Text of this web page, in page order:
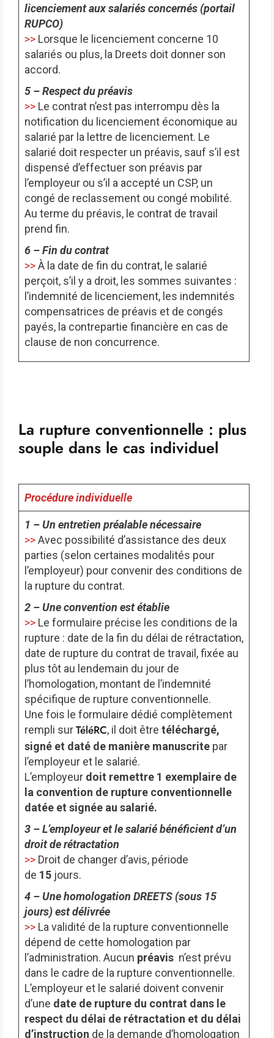
licenciement aux salariés concernés (portail
RUPCO)
>> Lorsque le licenciement concerne 10
salariés ou plus, la Dreets doit donner son
accord.
5 – Respect du préavis
>> Le contrat n’est pas interrompu dès la
notification du licenciement économique au
salarié par la lettre de licenciement. Le
salarié doit respecter un préavis, sauf s’il est
dispensé d’effectuer son préavis par
l’employeur ou s’il a accepté un CSP, un
congé de reclassement ou congé mobilité.
Au terme du préavis, le contrat de travail
prend fin.
6 – Fin du contrat
>>À la date de fin du contrat, le salarié
perçoit, s’il y a droit, les sommes suivantes :
l’indemnité de licenciement, les indemnités
compensatrices de préavis et de congés
payés, la contrepartie financière en cas de
clause de non concurrence.
La rupture conventionnelle : plus
souple dans le cas individuel
Procédure individuelle
1 – Un entretien préalable nécessaire
>>Avec possibilité d’assistance des deux
parties (selon certaines modalités pour
l’employeur) pour convenir des conditions de
la rupture du contrat.
2 – Une convention est établie
>> Le formulaire précise les conditions de la
rupture : date de la fin du délai de rétractation,
date de rupture du contrat de travail, fixée au
plus tôt au lendemain du jour de
l’homologation, montant de l’indemnité
spécifique de rupture conventionnelle.
Une fois le formulaire dédié complètement
rempli surTéléRC, il doit être téléchargé,
signé et daté de manière manuscrite par
l’employeur et le salarié.
L’employeur doit remettre 1 exemplaire de
la convention de rupture conventionnelle
datée et signée au salarié.
3 – L’employeur et le salarié bénéficient d’un
droit de rétractation
>> Droit de changer d’avis, période
de 15 jours.
4 – Une homologation DREETS (sous 15
jours) est délivrée
>> La validité de la rupture conventionnelle
dépend de cette homologation par
l’administration. Aucun préavis n’est prévu
dans le cadre de la rupture conventionnelle.
L’employeur et le salarié doivent convenir
d’une date de rupture du contrat dans le
respect du délai de rétractation et du délai
d’instruction de la demande d’homologation